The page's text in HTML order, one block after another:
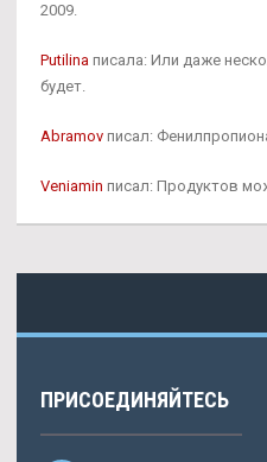
2009.
Putilina писала: Или даже
будет.
Abramov писал:
Veniamin писал: Продуктов
ПРИСОЕДИНЯЙТЕСЬ